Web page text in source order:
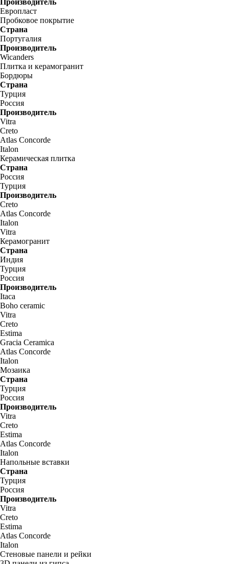
Производитель
Европласт
Пробковое покрытие
Страна
Португалия
Производитель
Wicanders
Плитка и керамогранит
Бордюры
Страна
Турция
Россия
Производитель
Vitra
Creto
Atlas Concorde
Italon
Керамическая плитка
Страна
Россия
Турция
Производитель
Creto
Atlas Concorde
Italon
Vitra
Керамогранит
Страна
Индия
Турция
Россия
Производитель
Itaca
Boho ceramic
Vitra
Creto
Estima
Gracia Ceramica
Atlas Concorde
Italon
Мозаика
Страна
Турция
Россия
Производитель
Vitra
Creto
Estima
Atlas Concorde
Italon
Напольные вставки
Страна
Турция
Россия
Производитель
Vitra
Creto
Estima
Atlas Concorde
Italon
Стеновые панели и рейки